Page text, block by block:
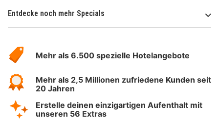
Entdecke noch mehr Specials
Hotelspecials
Mehr als 6.500 spezielle Hotelangebote
Mehr als 2,5 Millionen zufriedene Kunden seit
20 Jahren
Erstelle deinen einzigartigen Aufenthalt mit
unseren 56 Extras